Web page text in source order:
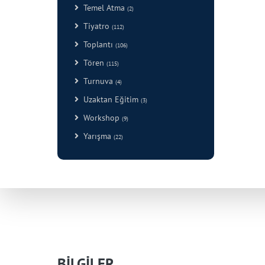
Temel Atma (2)
Tiyatro (112)
Toplantı (106)
Tören (115)
Turnuva (4)
Uzaktan Eğitim (3)
Workshop (9)
Yarışma (22)